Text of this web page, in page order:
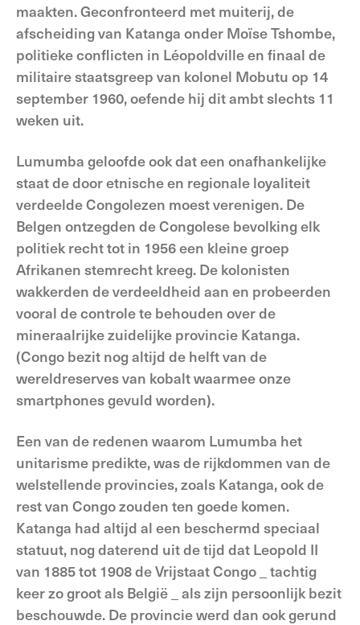
maakten. Geconfronteerd met muiterij, de
afscheiding van Katanga onder Moïse Tshombe,
politieke conflicten in Léopoldville en finaal de
militaire staatsgreep van kolonel Mobutu op 14
september 1960, oefende hij dit ambt slechts 11
weken uit.
Lumumba geloofde ook dat een onafhankelijke
staat de door etnische en regionale loyaliteit
verdeelde Congolezen moest verenigen. De
Belgen ontzegden de Congolese bevolking elk
politiek recht tot in 1956 een kleine groep
Afrikanen stemrecht kreeg. De kolonisten
wakkerden de verdeeldheid aan en probeerden
vooral de controle te behouden over de
mineraalrijke zuidelijke provincie Katanga.
(Congo bezit nog altijd de helft van de
wereldreserves van kobalt waarmee onze
smartphones gevuld worden).
Een van de redenen waarom Lumumba het
unitarisme predikte, was de rijkdommen van de
welstellende provincies, zoals Katanga, ook de
rest van Congo zouden ten goede komen.
Katanga had altijd al een beschermd speciaal
statuut, nog daterend uit de tijd dat Leopold II
van 1885 tot 1908 de Vrijstaat Congo _ tachtig
keer zo groot als België _ als zijn persoonlijk bezit
beschouwde. De provincie werd dan ook gerund